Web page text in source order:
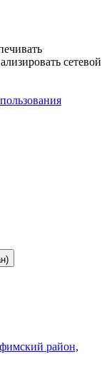
сетевой
район,